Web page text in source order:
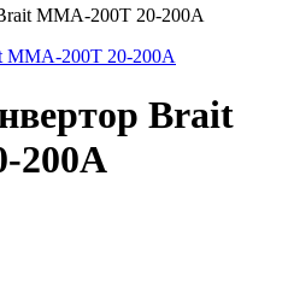
MMA-200Т 20-200А
Brait
200А